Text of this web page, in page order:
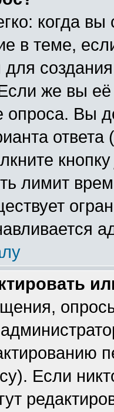
когда
в теме,
же вы её
опроса. Вы
ответа
лимит
Если